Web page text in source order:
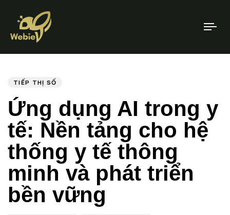
TẠI:
TIẾP THỊ SỐ
Ứng dụng AI trong y
tế: Nền tảng cho hệ
thống y tế thông
minh và phát triển
bền vững
Ngày: